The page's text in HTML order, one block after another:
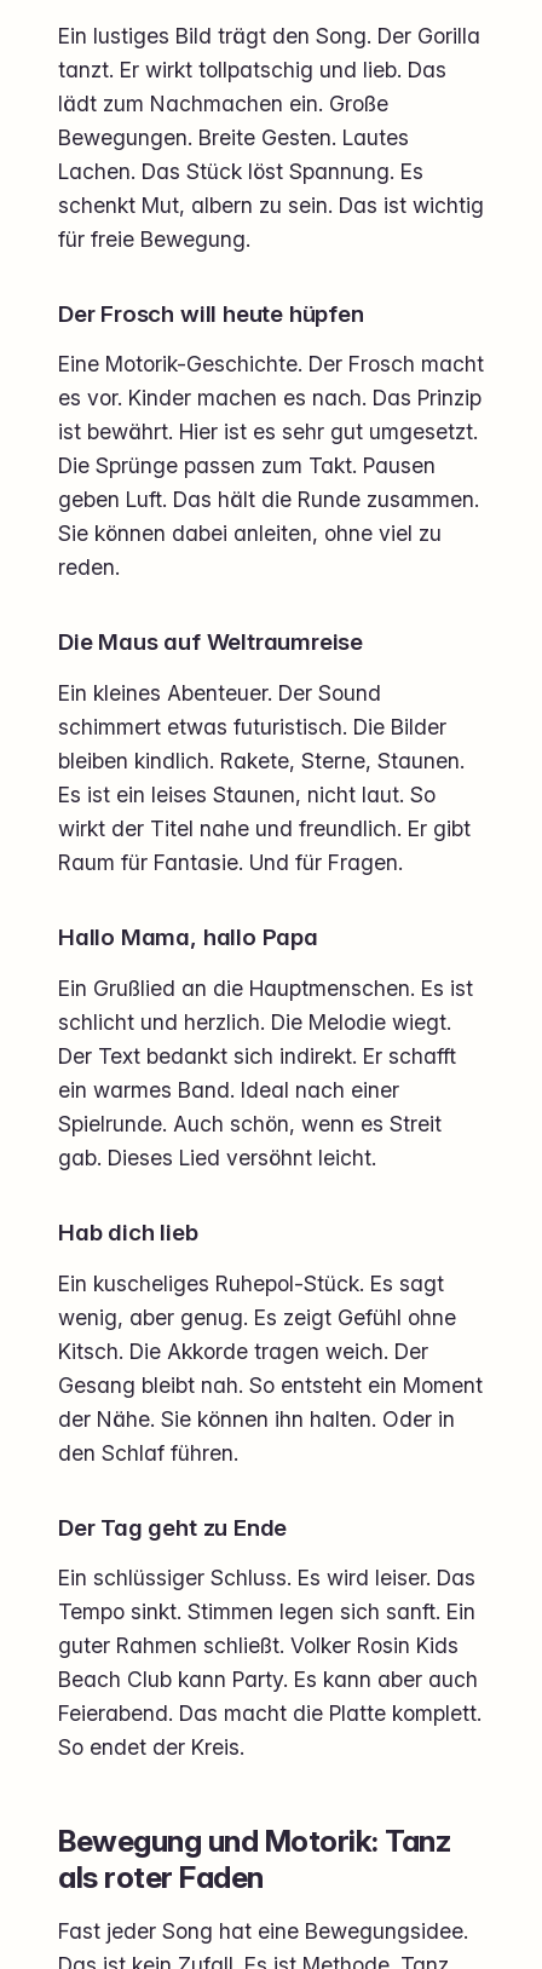
Ein lustiges Bild trägt den Song. Der Gorilla
tanzt. Er wirkt tollpatschig und lieb. Das
lädt zum Nachmachen ein. Große
Bewegungen. Breite Gesten. Lautes
Lachen. Das Stück löst Spannung. Es
schenkt Mut, albern zu sein. Das ist wichtig
für freie Bewegung.
Der Frosch will heute hüpfen
Eine Motorik-Geschichte. Der Frosch macht
es vor. Kinder machen es nach. Das Prinzip
ist bewährt. Hier ist es sehr gut umgesetzt.
Die Sprünge passen zum Takt. Pausen
geben Luft. Das hält die Runde zusammen.
Sie können dabei anleiten, ohne viel zu
reden.
Die Maus auf Weltraumreise
Ein kleines Abenteuer. Der Sound
schimmert etwas futuristisch. Die Bilder
bleiben kindlich. Rakete, Sterne, Staunen.
Es ist ein leises Staunen, nicht laut. So
wirkt der Titel nahe und freundlich. Er gibt
Raum für Fantasie. Und für Fragen.
Hallo Mama, hallo Papa
Ein Grußlied an die Hauptmenschen. Es ist
schlicht und herzlich. Die Melodie wiegt.
Der Text bedankt sich indirekt. Er schafft
ein warmes Band. Ideal nach einer
Spielrunde. Auch schön, wenn es Streit
gab. Dieses Lied versöhnt leicht.
Hab dich lieb
Ein kuscheliges Ruhepol-Stück. Es sagt
wenig, aber genug. Es zeigt Gefühl ohne
Kitsch. Die Akkorde tragen weich. Der
Gesang bleibt nah. So entsteht ein Moment
der Nähe. Sie können ihn halten. Oder in
den Schlaf führen.
Der Tag geht zu Ende
Ein schlüssiger Schluss. Es wird leiser. Das
Tempo sinkt. Stimmen legen sich sanft. Ein
guter Rahmen schließt. Volker Rosin Kids
Beach Club kann Party. Es kann aber auch
Feierabend. Das macht die Platte komplett.
So endet der Kreis.
Bewegung und Motorik: Tanz
als roter Faden
Fast jeder Song hat eine Bewegungsidee.